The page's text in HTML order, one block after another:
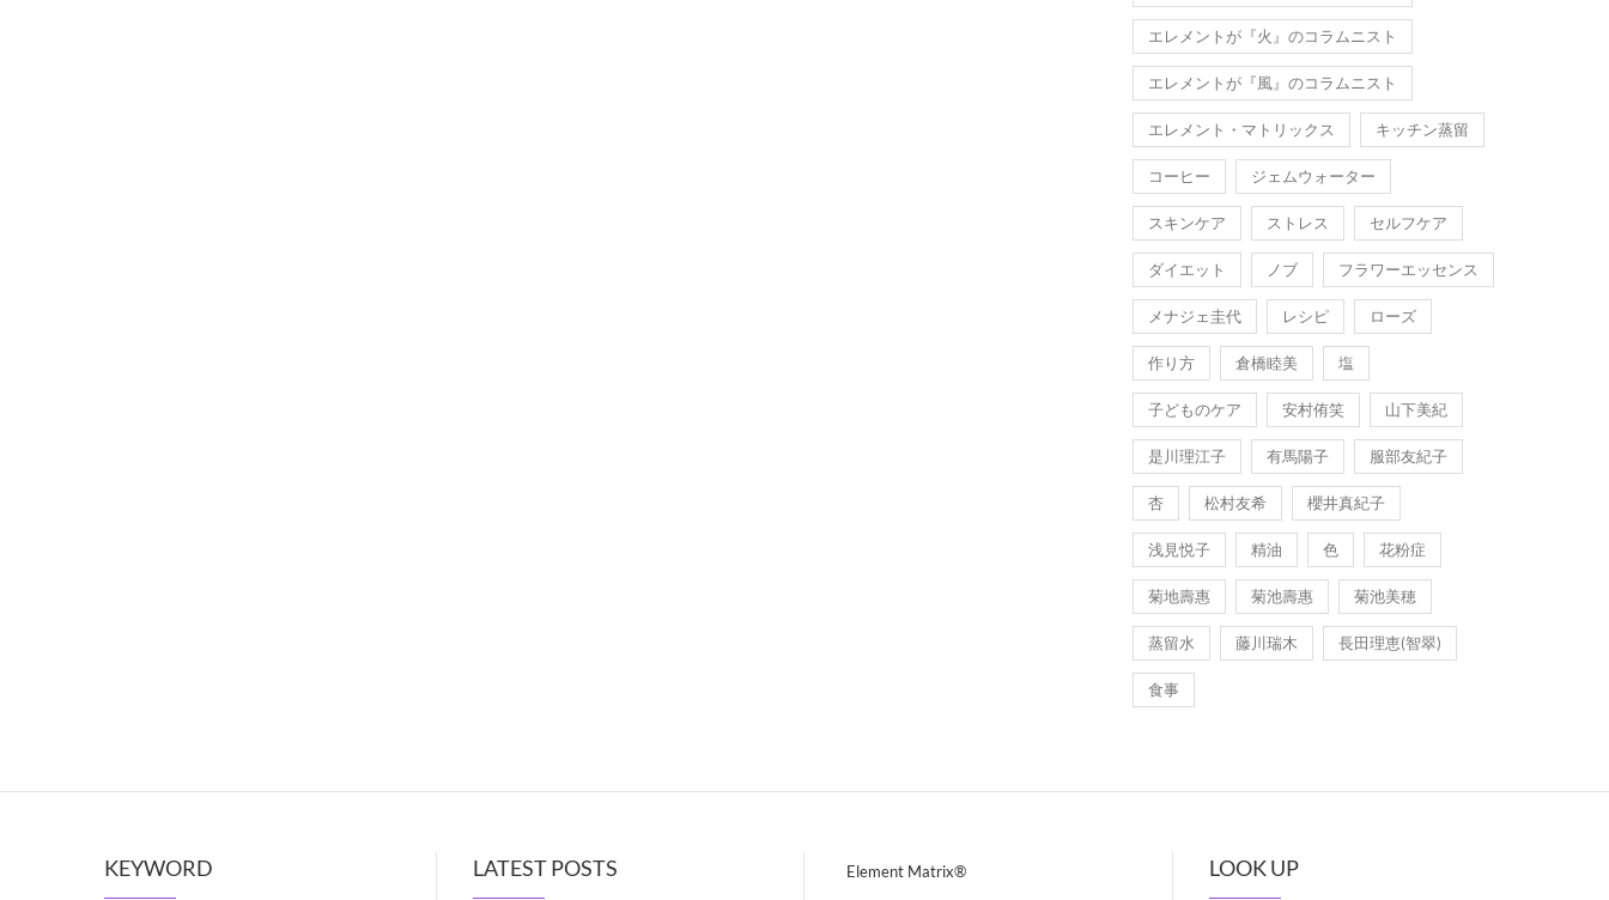
エレメントが『火』のコラムニスト
エレメントが『風』のコラムニスト
エレメント・マトリックス キッチン蒸留
コーヒー ジェムウォーター
スキンケア ストレス セルフケア
ダイエット ノブ フラワーエッセンス
メナジェ圭代 レシピ ローズ
作り方 倉橋睦美 塩
子どものケア 安村侑笑 山下美紀
是川理江子 有馬陽子 服部友紀子
杏 松村友希 櫻井真紀子
浅見悦子 精油 色 花粉症
菊地壽惠 菊池壽惠 菊池美穂
蒸留水 藤川瑞木 長田理恵(智翠)
食事
KEYWORD LATEST POSTS Element Matrix® LOOK UP